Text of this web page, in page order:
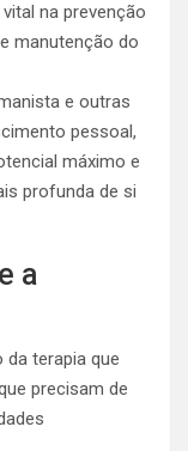
na prevenção
manutenção do
e outras
pessoal,
máximo e
profunda de si
a
terapia que
precisam de